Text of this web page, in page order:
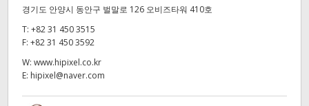
경기도 안양시 동안구 벌말로 126 오비즈타워 410호
T: +82 31 450 3515
F: +82 31 450 3592
W: www.hipixel.co.kr
E: hipixel@naver.com